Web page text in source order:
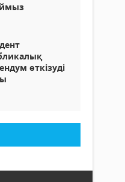
өткізуді